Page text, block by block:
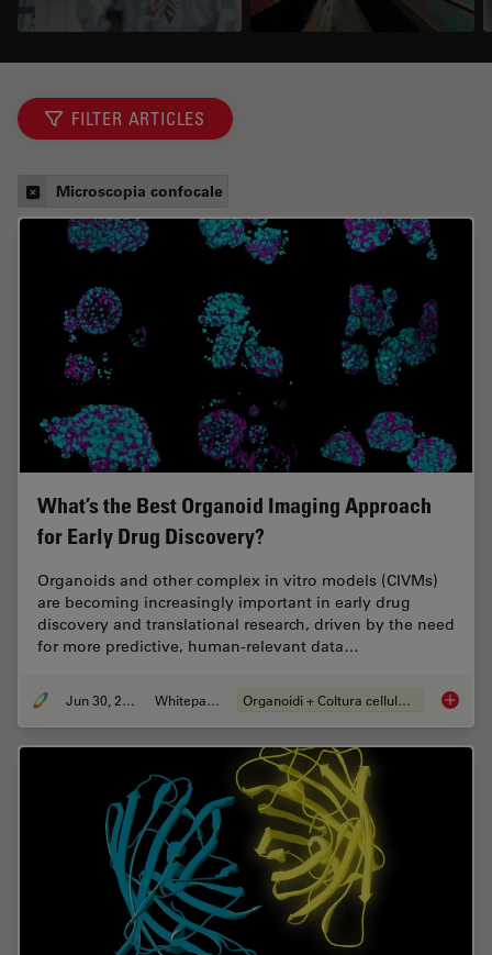
FILTER ARTICLES
Microscopia confocale
What’s the Best Organoid Imaging Approach
for Early Drug Discovery?
Organoids and other complex in vitro models (CIVMs)
are becoming increasingly important in early drug
discovery and translational research, driven by the need
for more predictive, human-relevant data…
Jun 30, 2026 Whitepaper Organoidi + Coltura cellulare 3D